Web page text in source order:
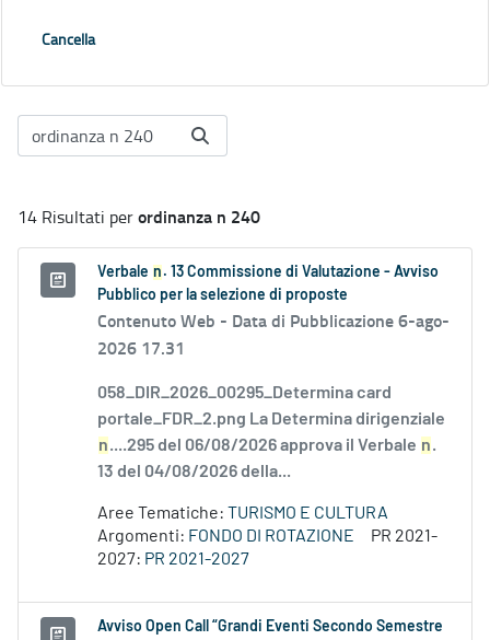
Cancella
14 Risultati perordinanza n 240
Verbale n . 13 Commissione di Valutazione - Avviso
Pubblico per la selezione di proposte
Contenuto Web - Data di Pubblicazione 6-ago-
2026 17.31
058_DIR_2026_00295_Determina card
portale_FDR_2.png La Determina dirigenziale
n....295 del 06/08/2026 approva il Verbale n.
13 del 04/08/2026 della...
Aree Tematiche: TURISMO E CULTURA
Argomenti: FONDO DI ROTAZIONE
PR 2021-
2027: PR 2021-2027
Avviso Open Call “Grandi Eventi Secondo Semestre